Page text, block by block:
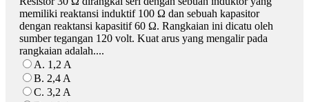
memiliki reaktansi induktif 100 Ω dan sebuah kapasitor
dengan reaktansi kapasitif 60 Ω. Rangkaian ini dicatu oleh
sumber tegangan 120 volt. Kuat arus yang mengalir pada
rangkaian adalah....
A. 1,2 A
B. 2,4 A
C. 3,2 A